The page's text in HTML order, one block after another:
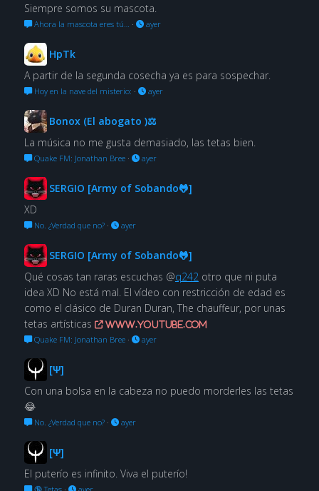
Siempre somos su mascota.
Ahora la mascota eres tú… · ayer
HpTk
A partir de la segunda cosecha ya es para sospechar.
Hoy en la nave del misterio: · ayer
Bonox (El abogato )⚖
La música no me gusta demasiado, las tetas bien.
Quake FM: Jonathan Bree· ayer
SERGIO [Army of Sobando🐸]
XD
No. ¿Verdad que no?· ayer
SERGIO [Army of Sobando🐸]
Qué cosas tan raras escuchas @q242 otro que ni puta
idea XD No está mal. El vídeo con restricción de edad es
como el clásico de Duran Duran, The chauffeur, por unas
tetas artísticas
www.youtube.com
Quake FM: Jonathan Bree· ayer
[Ψ]
Con una bolsa en la cabeza no puedo morderles las tetas
😂
No. ¿Verdad que no?· ayer
[Ψ]
El puterío es infinito. Viva el puterío!